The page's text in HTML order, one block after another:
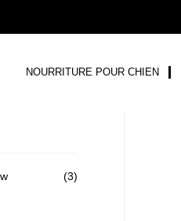
NOURRITURE POUR CHIEN
(3)